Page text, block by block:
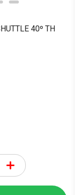
40º TH
+